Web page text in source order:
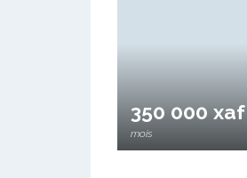
350 000 xaf
mois